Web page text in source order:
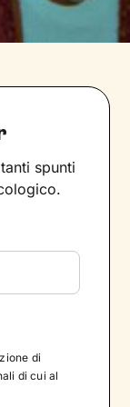
spunti
di
di cui al